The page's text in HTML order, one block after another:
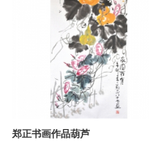
郑正书画作品葫芦